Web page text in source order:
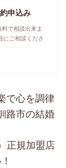
申込み
で相談出来ま
にご相談くださ
で心を調律
路市の結婚
正規加盟店